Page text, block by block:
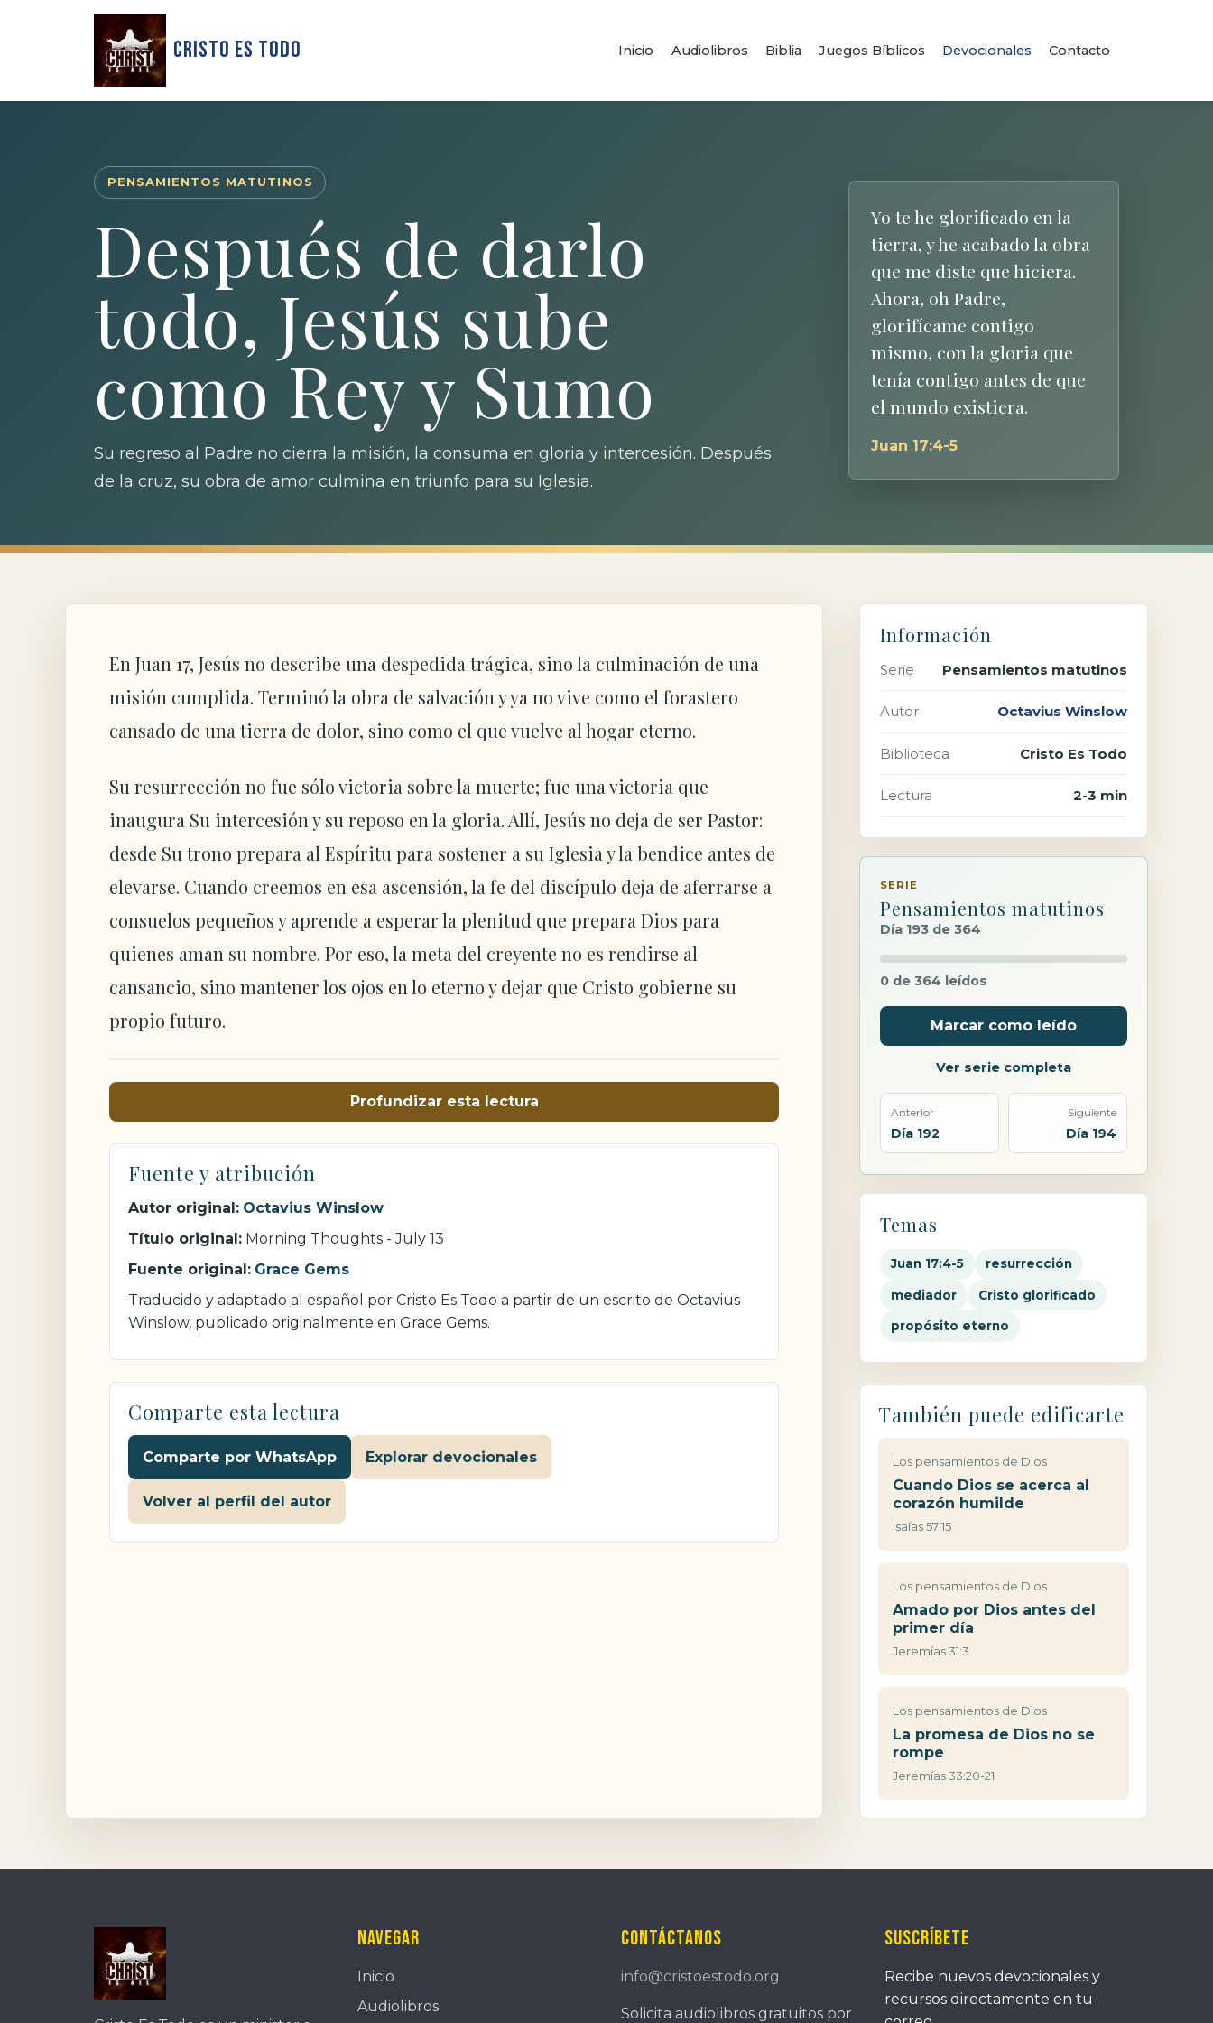
Cristo Es Todo Inicio Audiolibros Biblia Juegos Bíblicos Devocionales Contacto
PENSAMIENTOS MATUTINOS
Después de darlo
todo, Jesús sube
como Rey y Sumo
Su regreso al Padre no cierra la misión, la consuma en gloria y intercesión. Después
de la cruz, su obra de amor culmina en triunfo para su Iglesia.
Yo te he glorificado en la
tierra, y he acabado la obra
que me diste que hiciera.
Ahora, oh Padre,
glorifícame contigo
mismo, con la gloria que
tenía contigo antes de que
el mundo existiera.
Juan 17:4-5
En Juan 17, Jesús no describe una despedida trágica, sino la culminación de una
misión cumplida. Terminó la obra de salvación y ya no vive como el forastero
cansado de una tierra de dolor, sino como el que vuelve al hogar eterno.
Su resurrección no fue sólo victoria sobre la muerte; fue una victoria que
inaugura Su intercesión y su reposo en la gloria. Allí, Jesús no deja de ser Pastor:
desde Su trono prepara al Espíritu para sostener a su Iglesia y la bendice antes de
elevarse. Cuando creemos en esa ascensión, la fe del discípulo deja de aferrarse a
consuelos pequeños y aprende a esperar la plenitud que prepara Dios para
quienes aman su nombre. Por eso, la meta del creyente no es rendirse al
cansancio, sino mantener los ojos en lo eterno y dejar que Cristo gobierne su
propio futuro.
Profundizar esta lectura
Fuente y atribución
Autor original: Octavius Winslow
Título original: Morning Thoughts - July 13
Fuente original: Grace Gems
Traducido y adaptado al español por Cristo Es Todo a partir de un escrito de Octavius
Winslow, publicado originalmente en Grace Gems.
Comparte esta lectura
Comparte por WhatsApp Explorar devocionales
Volver al perfil del autor
Información
Serie Pensamientos matutinos
Autor Octavius Winslow
Biblioteca Cristo Es Todo
Lectura 2-3 min
SERIE
Pensamientos matutinos
Día 193 de 364
0 de 364 leídos
Marcar como leído
Ver serie completa
Anterior
Día 192
Siguiente
Día 194
Temas
Juan 17:4-5 resurrección
mediador Cristo glorificado
propósito eterno
También puede edificarte
Los pensamientos de Dios
Cuando Dios se acerca al
corazón humilde
Isaías 57:15
Los pensamientos de Dios
Amado por Dios antes del
primer día
Jeremías 31:3
Los pensamientos de Dios
La promesa de Dios no se
rompe
Jeremías 33:20-21
Navegar
Inicio
Audiolibros
Contáctanos
info@cristoestodo.org
Solicita audiolibros gratuitos por
Suscríbete
Recibe nuevos devocionales y
recursos directamente en tu